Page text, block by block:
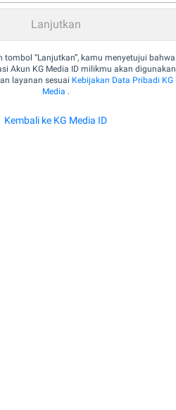
tombol “Lanjutkan”, kamu menyetujui bahwa
Akun KG Media ID milikmu akan digunakan
layanan sesuai Kebijakan Data Pribadi KG
Media .
Kembali ke KG Media ID